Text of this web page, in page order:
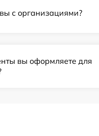
с организациями?
вы оформляете для